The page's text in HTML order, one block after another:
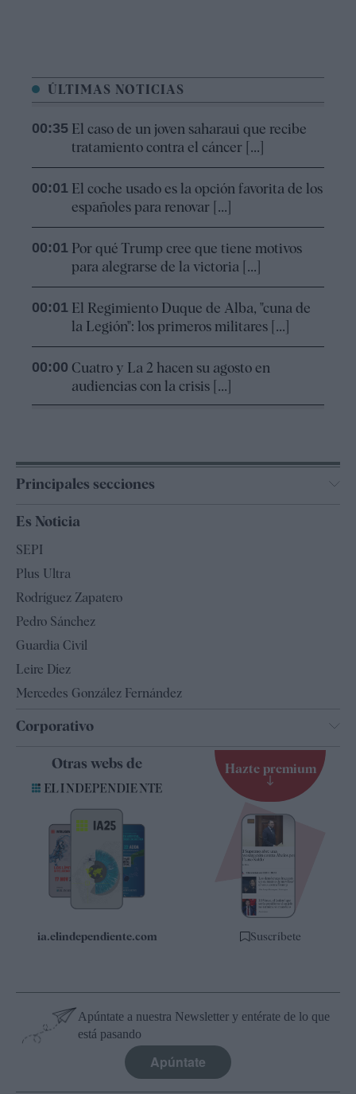
ÚLTIMAS NOTICIAS
00:35 El caso de un joven saharaui que recibe
tratamiento contra el cáncer [...]
00:01 El coche usado es la opción favorita de los
españoles para renovar [...]
00:01 Por qué Trump cree que tiene motivos
para alegrarse de la victoria [...]
00:01 El Regimiento Duque de Alba, "cuna de
la Legión": los primeros militares [...]
00:00 Cuatro y La 2 hacen su agosto en
audiencias con la crisis [...]
Principales secciones
España
Televisión
Es Noticia
SEPI
Plus Ultra
Rodríguez Zapatero
Pedro Sánchez
Guardia Civil
Leire Díez
Mercedes González Fernández
Corporativo
Contacto
Quiénes somos
Especificaciones
Otras webs de
ia.elindependiente.com
Hazte premium
Suscríbete
Apúntate a nuestra Newsletter y entérate de lo que
está pasando
Apúntate